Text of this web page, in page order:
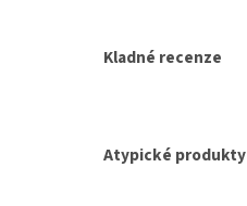
Kladné recenze
Atypické produkty